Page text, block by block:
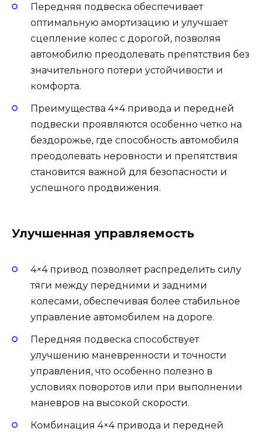
Передняя подвеска обеспечивает
оптимальную амортизацию и улучшает
сцепление колес с дорогой, позволяя
автомобилю преодолевать препятствия без
значительного потери устойчивости и
комфорта.
Преимущества 4×4 привода и передней
подвески проявляются особенно четко на
бездорожье, где способность автомобиля
преодолевать неровности и препятствия
становится важной для безопасности и
успешного продвижения.
Улучшенная управляемость
4×4 привод позволяет распределить силу
тяги между передними и задними
колесами, обеспечивая более стабильное
управление автомобилем на дороге.
Передняя подвеска способствует
улучшению маневренности и точности
управления, что особенно полезно в
условиях поворотов или при выполнении
маневров на высокой скорости.
Комбинация 4×4 привода и передней